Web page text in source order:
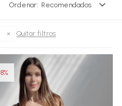
Recomendados
Quitar filtros